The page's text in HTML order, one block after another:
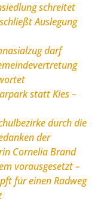
schreitet
Auslegung
darf
statt Kies –
durch die
der
Cornelia Brand
vorausgesetzt –
für einen Radweg